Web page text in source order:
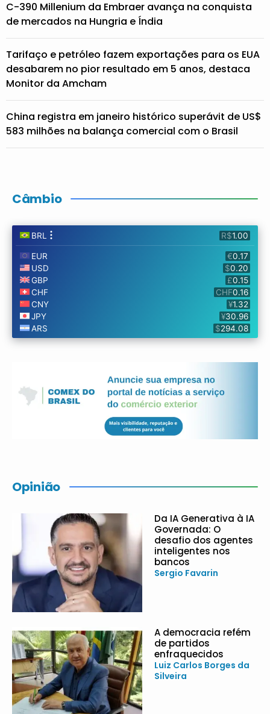
C-390 Millenium da Embraer avança na conquista
de mercados na Hungria e Índia
Tarifaço e petróleo fazem exportações para os EUA
desabarem no pior resultado em 5 anos, destaca
Monitor da Amcham
China registra em janeiro histórico superávit de US$
583 milhões na balança comercial com o Brasil
Câmbio
Opinião
Da IA Generativa à IA
Governada: O
desafio dos agentes
inteligentes nos
bancos
Sergio Favarin
A democracia refém
de partidos
enfraquecidos
Luiz Carlos Borges da
Silveira